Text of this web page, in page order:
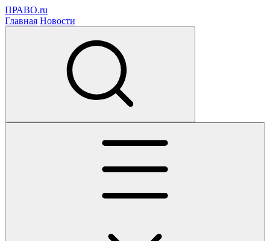
ПРАВО.ru
Главная Новости